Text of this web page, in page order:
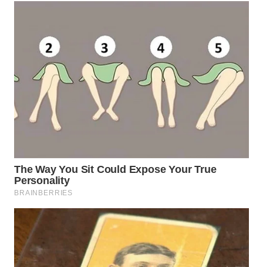
WN
MAJALENGKA
WN
SUBANG
WN
PURWAKARTA
WN
PRIANGAN
TIMUR